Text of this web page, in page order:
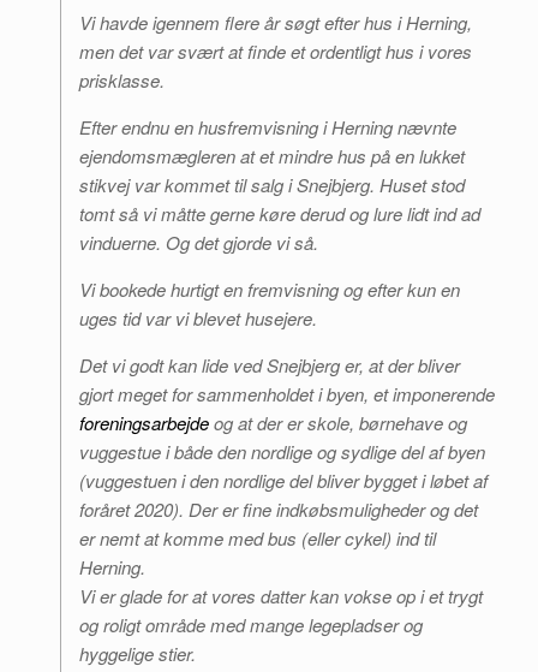
Vi havde igennem flere år søgt efter hus i Herning,
men det var svært at finde et ordentligt hus i vores
prisklasse.
Efter endnu en husfremvisning i Herning nævnte
ejendomsmægleren at et mindre hus på en lukket
stikvej var kommet til salg i Snejbjerg. Huset stod
tomt så vi måtte gerne køre derud og lure lidt ind ad
vinduerne. Og det gjorde vi så.
Vi bookede hurtigt en fremvisning og efter kun en
uges tid var vi blevet husejere.
Det vi godt kan lide ved Snejbjerg er, at der bliver
gjort meget for sammenholdet i byen, et imponerende
foreningsarbejdeog at der er skole, børnehave og
vuggestue i både den nordlige og sydlige del af byen
(vuggestuen i den nordlige del bliver bygget i løbet af
foråret 2020). Der er fine indkøbsmuligheder og det
er nemt at komme med bus (eller cykel) ind til
Herning.
Vi er glade for at vores datter kan vokse op i et trygt
og roligt område med mange legepladser og
hyggelige stier.